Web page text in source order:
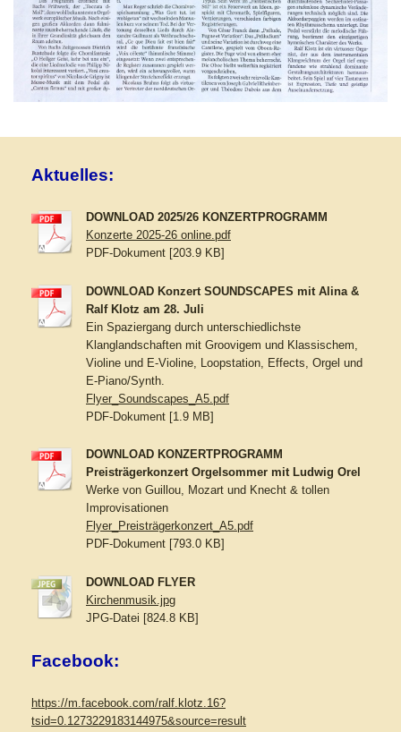
Aktuelles:
DOWNLOAD 2025/26 KONZERTPROGRAMM
Konzerte 2025-26 online.pdf
PDF-Dokument [203.9 KB]
DOWNLOAD Konzert SOUNDSCAPES mit Alina &
Ralf Klotz am 28. Juli
Ein Spaziergang durch unterschiedlichste
Klanglandschaften mit Groovigem und Klassischem,
Violine und E-Violine, Loopstation, Effects, Orgel und
E-Piano/Synth.
Flyer_Soundscapes_A5.pdf
PDF-Dokument [1.9 MB]
DOWNLOAD KONZERTPROGRAMM
Preisträgerkonzert Orgelsommer mit Ludwig Orel
Werke von Guillou, Mozart und Knecht & tollen
Improvisationen
Flyer_Preisträgerkonzert_A5.pdf
PDF-Dokument [793.0 KB]
DOWNLOAD FLYER
Kirchenmusik.jpg
JPG-Datei [824.8 KB]
Facebook:
https://m.facebook.com/ralf.klotz.16?
tsid=0.1273229183144975&source=result